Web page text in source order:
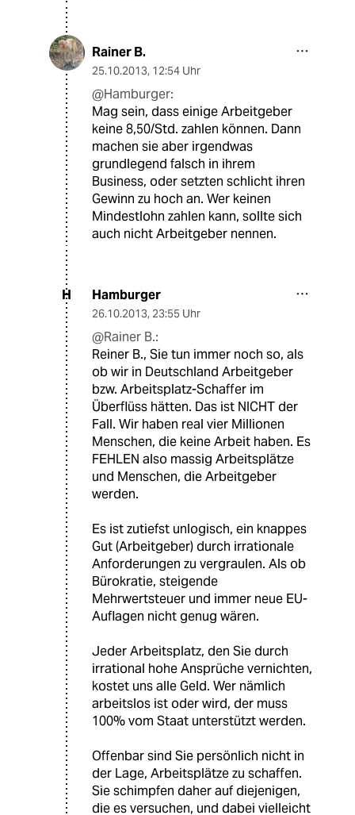
Rainer B.
25.10.2013, 12:54 Uhr
@Hamburger:
Mag sein, dass einige Arbeitgeber
keine 8,50/Std. zahlen können. Dann
machen sie aber irgendwas
grundlegend falsch in ihrem
Business, oder setzten schlicht ihren
Gewinn zu hoch an. Wer keinen
Mindestlohn zahlen kann, sollte sich
auch nicht Arbeitgeber nennen.
H Hamburger
26.10.2013, 23:55 Uhr
@Rainer B.:
Reiner B., Sie tun immer noch so, als
ob wir in Deutschland Arbeitgeber
bzw. Arbeitsplatz-Schaffer im
Überflüss hätten. Das ist NICHT der
Fall. Wir haben real vier Millionen
Menschen, die keine Arbeit haben. Es
FEHLEN also massig Arbeitsplätze
und Menschen, die Arbeitgeber
werden.
Es ist zutiefst unlogisch, ein knappes
Gut (Arbeitgeber) durch irrationale
Anforderungen zu vergraulen. Als ob
Bürokratie, steigende
Mehrwertsteuer und immer neue EU-
Auflagen nicht genug wären.
Jeder Arbeitsplatz, den Sie durch
irrational hohe Ansprüche vernichten,
kostet uns alle Geld. Wer nämlich
arbeitslos ist oder wird, der muss
100% vom Staat unterstützt werden.
Offenbar sind Sie persönlich nicht in
der Lage, Arbeitsplätze zu schaffen.
Sie schimpfen daher auf diejenigen,
die es versuchen, und dabei vielleicht